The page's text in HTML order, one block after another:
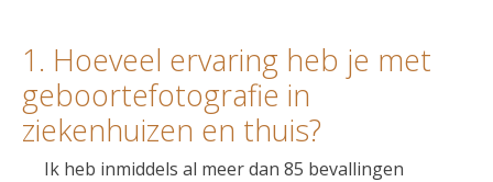
1. Hoeveel ervaring heb je met
geboortefotografie in
ziekenhuizen en thuis?
Ik heb inmiddels al meer dan 85 bevallingen